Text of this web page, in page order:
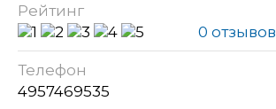
Рейтинг
0 отзывов
Телефон
4957469535